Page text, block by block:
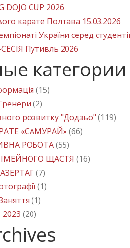
DOJO CUP 2026
карате Полтава 15.03.2026
України серед
Путивль 2026
категории
(15)
(2)
розвитку "Додзьо" (119)
«САМУРАЙ» (66)
РОБОТА(55)
ЩАСТЯ (16)
(7)
(1)
(1)
2023 (20)